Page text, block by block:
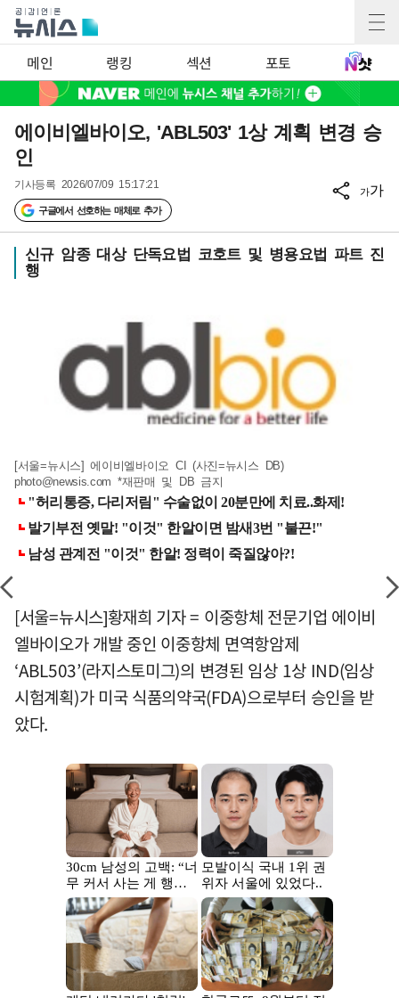
메인 랭킹 섹션 포토
에이비엘바이오, 'ABL503' 1상 계획 변경 승
인
기사등록 2026/07/09 15:17:21
구글에서 선호하는 매체로 추가
가가
신규 암종 대상 단독요법 코호트 및 병용요법 파트 진
행
[서울=뉴시스] 에이비엘바이오 CI (사진=뉴시스 DB)
photo@newsis.com *재판매 및 DB 금지
[서울=뉴시스]황재희 기자 = 이중항체 전문기업 에이비
엘바이오가 개발 중인 이중항체 면역항암제
‘ABL503’(라지스토미그)의 변경된 임상 1상 IND(임상
시험계획)가 미국 식품의약국(FDA)으로부터 승인을 받
았다.